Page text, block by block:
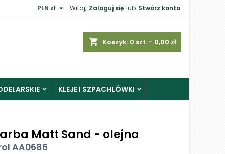
Witaj, Zaloguj się lub Stwórz konto
PLN zł 
shopping_cart Koszyk: 0 szt. - 0,00 zł
KLEJE I SZPACHLÓWKI
Matt Sand - olejna
AA0686